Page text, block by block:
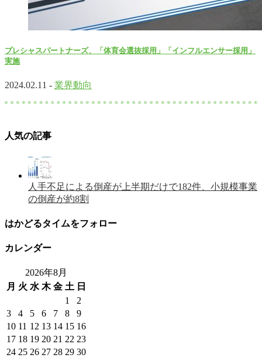
プレシャスパートナーズ、「体育会選抜採用」「インフルエンサー採用」
実施
2024.02.11 - 業界動向
人気の記事
人手不足による倒産が上半期だけで182件、小規模事業
の倒産が約8割
はかどるタイムをフォロー
カレンダー
2026年8月
月 火 水 木 金 土 日
1
2
3
4 5 6 7 8
9
10 11 12 13 14 15 16
17 18 19 20 21 22 23
24 25 26 27 28 29 30